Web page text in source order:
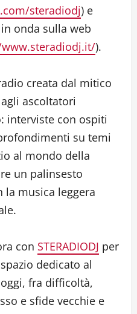
steradiodj) e
onda sulla web
).
creata dal mitico
ascoltatori
interviste con ospiti
su temi
al mondo della
un palinsesto
la musica leggera
con STERADIODJ per
dedicato al
fra difficoltà,
e sfide vecchie e